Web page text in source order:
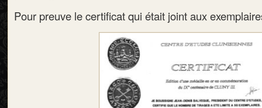
Pour preuve le certificat qui était joint aux